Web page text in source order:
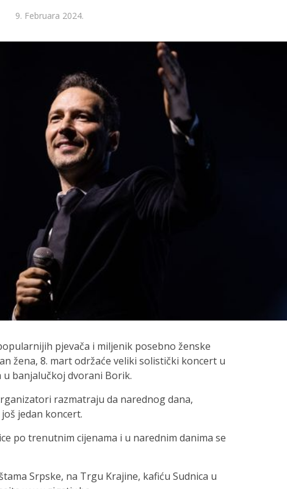
9. Februara 2024.
pjevača i miljenik posebno ženske
žena, 8. mart održaće veliki solistički koncert u
banjalučkoj dvorani Borik.
razmatraju da narednog dana,
jedan koncert.
po trenutnim cijenama i u narednim danima se
Srpske, na Trgu Krajine, kafiću Sudnica u